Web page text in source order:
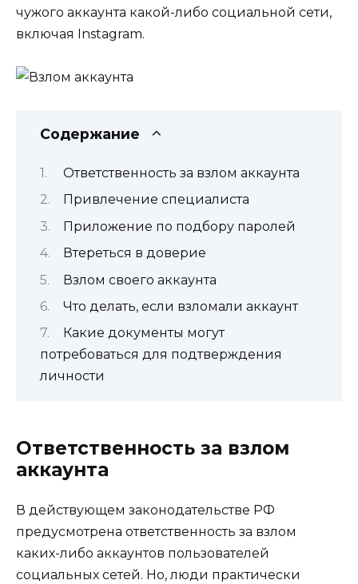
чужого аккаунта какой-либо социальной сети,
включая Instagram.
Содержание
Ответственность за взлом аккаунта
Привлечение специалиста
Приложение по подбору паролей
Втереться в доверие
Взлом своего аккаунта
Что делать, если взломали аккаунт
Какие документы могут
потребоваться для подтверждения
личности
Ответственность за взлом
аккаунта
В действующем законодательстве РФ
предусмотрена ответственность за взлом
каких-либо аккаунтов пользователей
социальных сетей. Но, люди практически